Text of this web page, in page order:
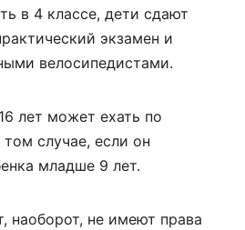
в 4 классе, дети сдают
экзамен и
велосипедистами.
лет может ехать по
случае, если он
младше 9 лет.
наоборот, не имеют права